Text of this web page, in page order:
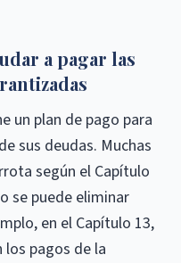
a pagar las
un plan de pago para
sus deudas. Muchas
según el Capítulo
se puede eliminar
en el Capítulo 13,
los pagos de la